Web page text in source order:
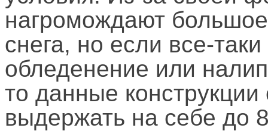
нагромождают
снега, но если все-
обледенение или
то данные
выдержать на себе до